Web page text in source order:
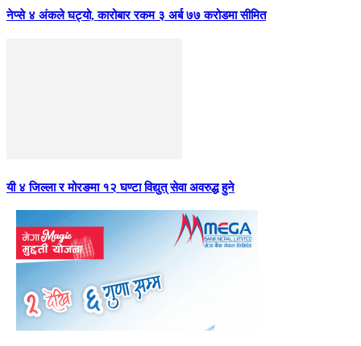
नेप्से ४ अंकले घट्यो, कारोबार रकम ३ अर्ब ७७ करोडमा सीमित
यी ४ जिल्ला र मोरङमा १२ घण्टा विद्युत् सेवा अवरुद्ध हुने